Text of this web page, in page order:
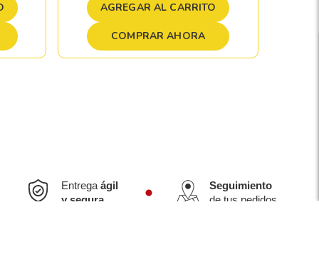
AGREGAR AL CARRITO
COMPRAR AHORA
Entregaágil
y segura
Seguimiento
de tus pedidos